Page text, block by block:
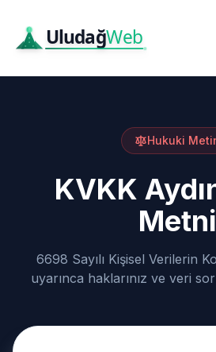
Hukuki
KVKK
Metni
6698 Sayılı Kişisel Verilerin
uyarınca haklarınız ve veri